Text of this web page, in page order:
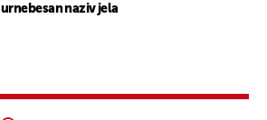
urnebesan naziv jela